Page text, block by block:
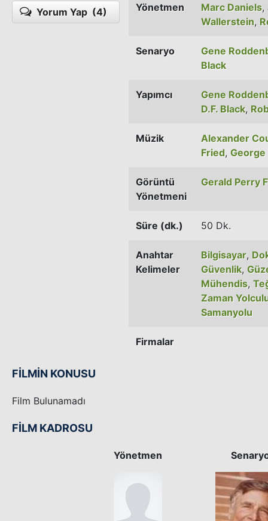
Yorum Yap (4) Yönetmen Marc Daniels,
Wallerstein,
Senaryo
Gene
Black
Yapımcı
Gene
D.F. Black,
Müzik
Alexander
Fried, George
Görüntü
Yönetmeni
Gerald Perry
Süre (dk.) 50 Dk.
Anahtar
Kelimeler
Bilgisayar,
Güvenlik,
Mühendis,
Zaman
Samanyolu
Firmalar
FİLMİN KONUSU
Film Bulunamadı
FİLM KADROSU
Yönetmen